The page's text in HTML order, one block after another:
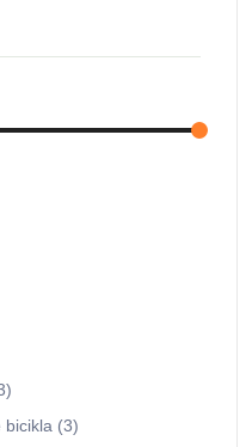
bicikla (3)